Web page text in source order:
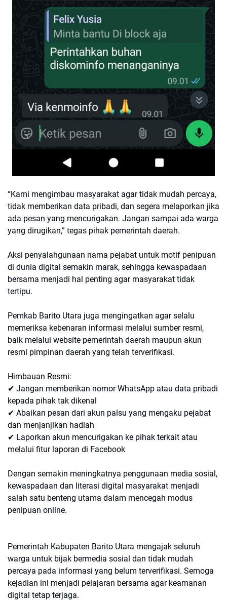
“Kami mengimbau masyarakat agar tidak mudah percaya,
tidak memberikan data pribadi, dan segera melaporkan jika
ada pesan yang mencurigakan. Jangan sampai ada warga
yang dirugikan,” tegas pihak pemerintah daerah.
Aksi penyalahgunaan nama pejabat untuk motif penipuan
di dunia digital semakin marak, sehingga kewaspadaan
bersama menjadi hal penting agar masyarakat tidak
tertipu.
Pemkab Barito Utara juga mengingatkan agar selalu
memeriksa kebenaran informasi melalui sumber resmi,
baik melalui website pemerintah daerah maupun akun
resmi pimpinan daerah yang telah terverifikasi.
Himbauan Resmi:
✔ Jangan memberikan nomor WhatsApp atau data pribadi
kepada pihak tak dikenal
✔ Abaikan pesan dari akun palsu yang mengaku pejabat
dan menjanjikan hadiah
✔ Laporkan akun mencurigakan ke pihak terkait atau
melalui fitur laporan di Facebook
Dengan semakin meningkatnya penggunaan media sosial,
kewaspadaan dan literasi digital masyarakat menjadi
salah satu benteng utama dalam mencegah modus
penipuan online.
Pemerintah Kabupaten Barito Utara mengajak seluruh
warga untuk bijak bermedia sosial dan tidak mudah
percaya pada informasi yang belum terverifikasi. Semoga
kejadian ini menjadi pelajaran bersama agar keamanan
digital tetap terjaga.